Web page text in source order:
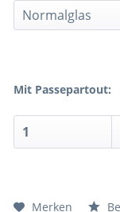
Mit Passepartout:
Merken